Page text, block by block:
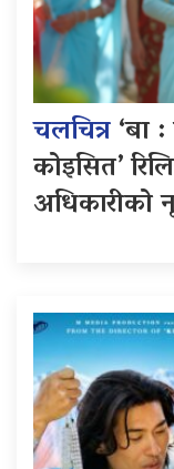
चलचित्र‘बा
कोइसित’
अधिकारीको